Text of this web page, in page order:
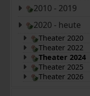
2010 - 2019
2020 - heute
Theater 2020
Theater 2022
Theater 2024
Theater 2025
Theater 2026